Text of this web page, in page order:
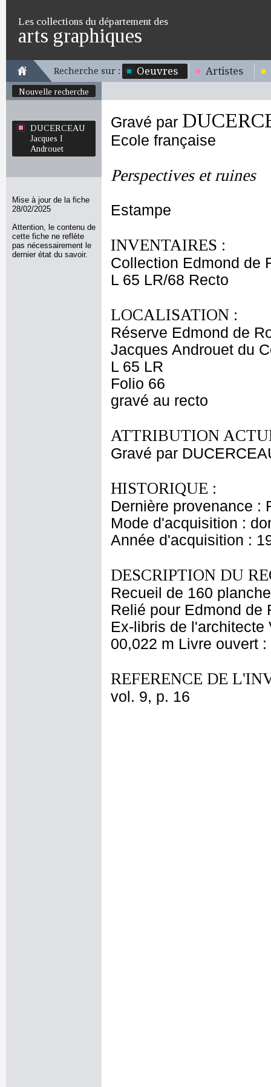
Les collections du département des
arts graphiques
Recherche sur : Oeuvres Artistes
Nouvelle recherche
DUCERCEAU
Jacques I
Androuet
Mise à jour de la fiche
28/02/2025
Attention, le contenu de
cette fiche ne reflète
pas nécessairement le
dernier état du savoir.
Gravé par
Ecole française
Perspectives et ruines
Estampe
INVENTAIRES :
Collection Edmond de
L 65 LR/68 Recto
LOCALISATION :
Réserve Edmond de
Jacques Androuet du
L 65 LR
Folio 66
gravé au recto
ATTRIBUTION
Gravé par
HISTORIQUE :
Dernière provenance :
Mode d'acquisition :
Année d'acquisition :
DESCRIPTION DU
Recueil de 160
Relié pour Edmond de
Ex-libris de l'architecte
00,022 m Livre ouvert
REFERENCE DE
vol. 9, p. 16